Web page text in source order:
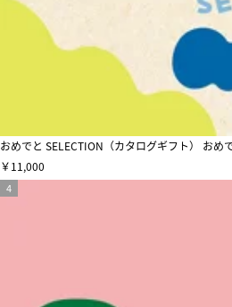
おめでと SELECTION（カタログギフト） おめ
￥11,000